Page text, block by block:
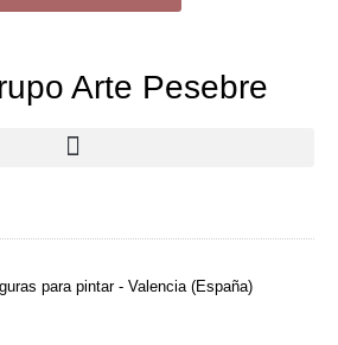
Arte Pesebre
para pintar - Valencia (España)